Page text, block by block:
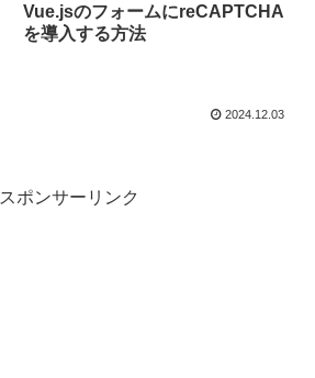
Vue.jsのフォームにreCAPTCHA
を導入する方法
2024.12.03
スポンサーリンク